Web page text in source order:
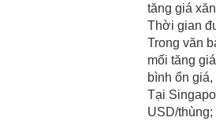
tăng giá
Thời gian
Trong văn
mối tăng
bình ổn
Tại
USD/